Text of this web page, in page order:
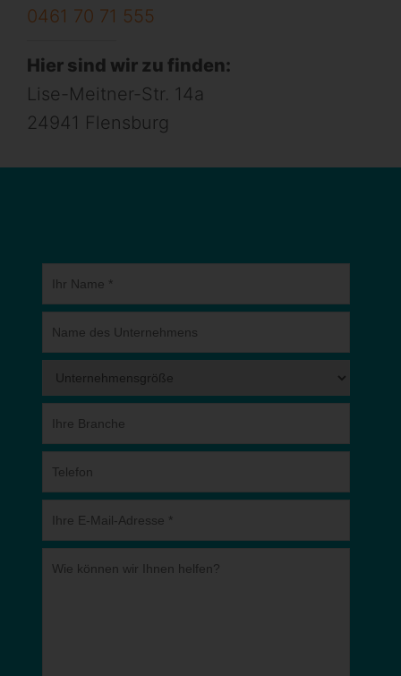
0461 70 71 555
Hier sind wir zu finden:
Lise-Meitner-Str. 14a
24941 Flensburg